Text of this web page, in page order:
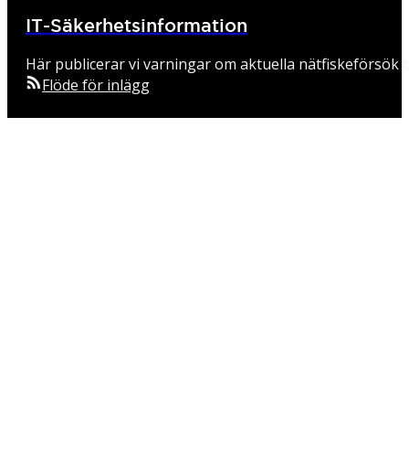
IT-Säkerhetsinformation
Här publicerar vi varningar om aktuella
Flöde för inlägg